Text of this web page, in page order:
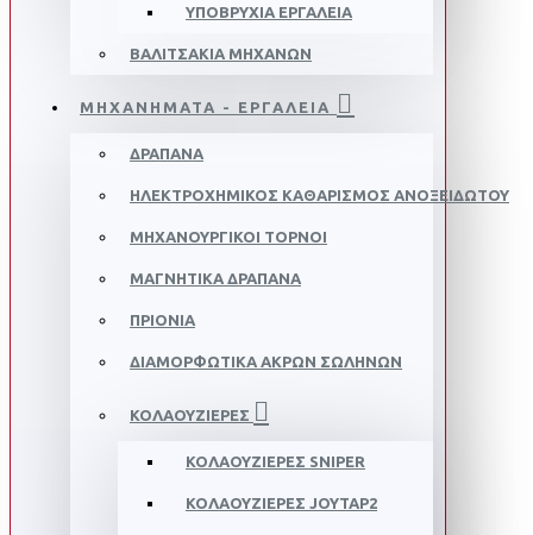
ΥΠΟΒΡΥΧΙΑ ΕΡΓΑΛΕΙΑ
ΒΑΛΙΤΣΑΚΙΑ ΜΗΧΑΝΩΝ
ΜΗΧΑΝΗΜΑΤΑ - ΕΡΓΑΛΕΙΑ
ΔΡΑΠΑΝΑ
ΗΛΕΚΤΡΟΧΗΜΙΚΟΣ ΚΑΘΑΡΙΣΜΟΣ ΑΝΟΞΕΙΔΩΤΟΥ
ΜΗΧΑΝΟΥΡΓΙΚΟΙ ΤΟΡΝΟΙ
ΜΑΓΝΗΤΙΚΑ ΔΡΑΠΑΝΑ
ΠΡΙΟΝΙΑ
ΔΙΑΜΟΡΦΩΤΙΚΑ ΑΚΡΩΝ ΣΩΛΗΝΩΝ
ΚΟΛΑΟΥΖΙΕΡΕΣ
ΚΟΛΑΟΥΖΙΕΡΕΣ SNIPER
ΚΟΛΑΟΥΖΙΕΡΕΣ JOYTAP2